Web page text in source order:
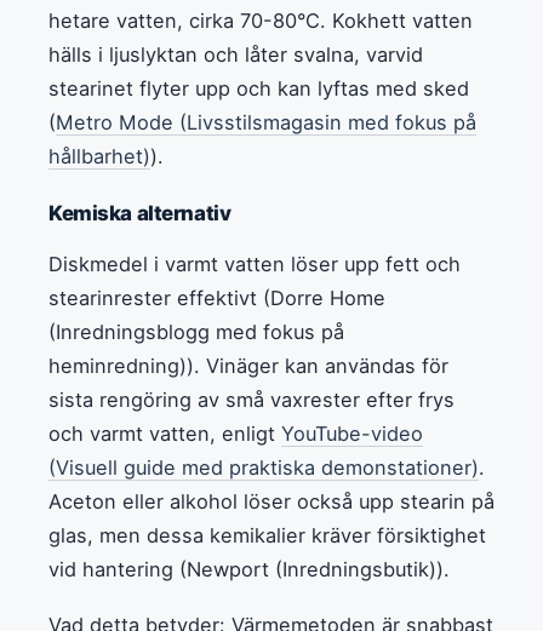
hetare vatten, cirka 70-80°C. Kokhett vatten
hälls i ljuslyktan och låter svalna, varvid
stearinet flyter upp och kan lyftas med sked
(Metro Mode (Livsstilsmagasin med fokus på
hållbarhet)).
Kemiska alternativ
Diskmedel i varmt vatten löser upp fett och
stearinrester effektivt (Dorre Home
(Inredningsblogg med fokus på
heminredning)). Vinäger kan användas för
sista rengöring av små vaxrester efter frys
och varmt vatten, enligt YouTube-video
(Visuell guide med praktiska demonstationer).
Aceton eller alkohol löser också upp stearin på
glas, men dessa kemikalier kräver försiktighet
vid hantering (Newport (Inredningsbutik)).
Vad detta betyder: Värmemetoden är snabbast